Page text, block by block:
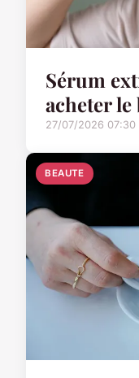
Sérum
acheter
27/07/2026 07:30
BEAUTE